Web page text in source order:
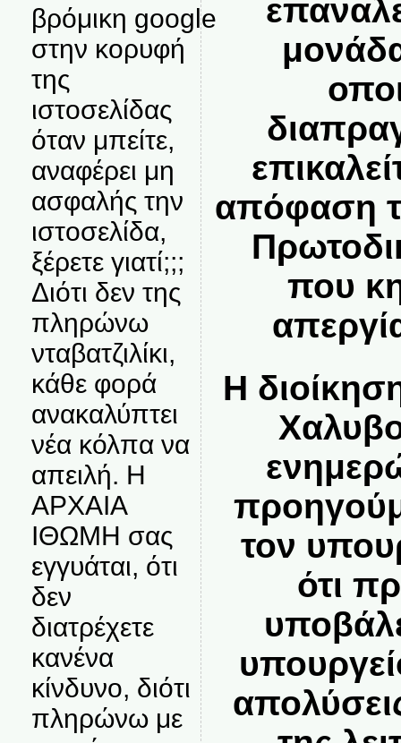
βρόμικη google
στην κορυφή
της
ιστοσελίδας
όταν μπείτε,
αναφέρει μη
ασφαλής την
ιστοσελίδα,
ξέρετε γιατί;;;
Διότι δεν της
πληρώνω
νταβατζιλίκι,
κάθε φορά
ανακαλύπτει
νέα κόλπα να
απειλή. Η
ΑΡΧΑΙΑ
ΙΘΩΜΗ σας
εγγυάται, ότι
δεν
διατρέχετε
κανένα
κίνδυνο, διότι
πληρώνω με
απόφαση
που
Η
τον
ότι